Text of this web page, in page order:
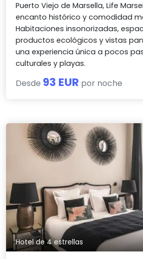
Puerto Viejo de Marsella, Life
encanto histórico y comodidad
Habitaciones insonorizadas,
productos ecológicos y vistas
una experiencia única a pocos
culturales y playas.
Desde 93 EUR por noche
Hotel de 4 estrellas